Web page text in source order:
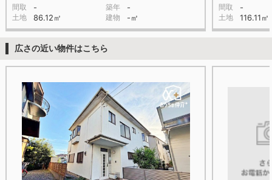
間取 - 築年 -
土地 86.12㎡ 建物 -㎡
間取 -
土地 116.11㎡
広さの近い物件はこちら